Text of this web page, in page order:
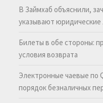
В Займхаб объяснили,
указывают юридические
Билеты в обе стороны:
условия возврата
Электронные чаевые по
порядок безналичных